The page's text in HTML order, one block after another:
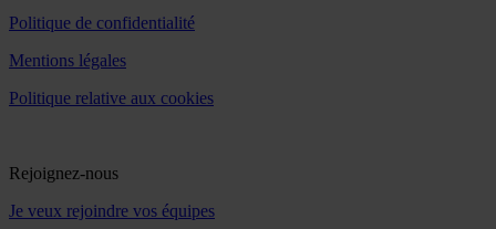
Politique de confidentialité
Mentions légales
Politique relative aux cookies
Rejoignez-nous
Je veux rejoindre vos équipes